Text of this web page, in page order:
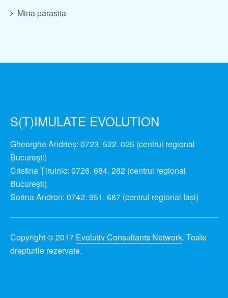
Mina parasita
S(T)IMULATE EVOLUTION
Gheorghe Andrieș: 0723. 522. 025 (centrul regional
București)
Cristina Ţirulnic: 0726. 684. 282 (centrul regional
București)
Sorina Andron: 0742. 951. 687 (centrul regional Iași)
Copyright © 2017 Evolutiv Consultants Network. Toate
drepturile rezervate.